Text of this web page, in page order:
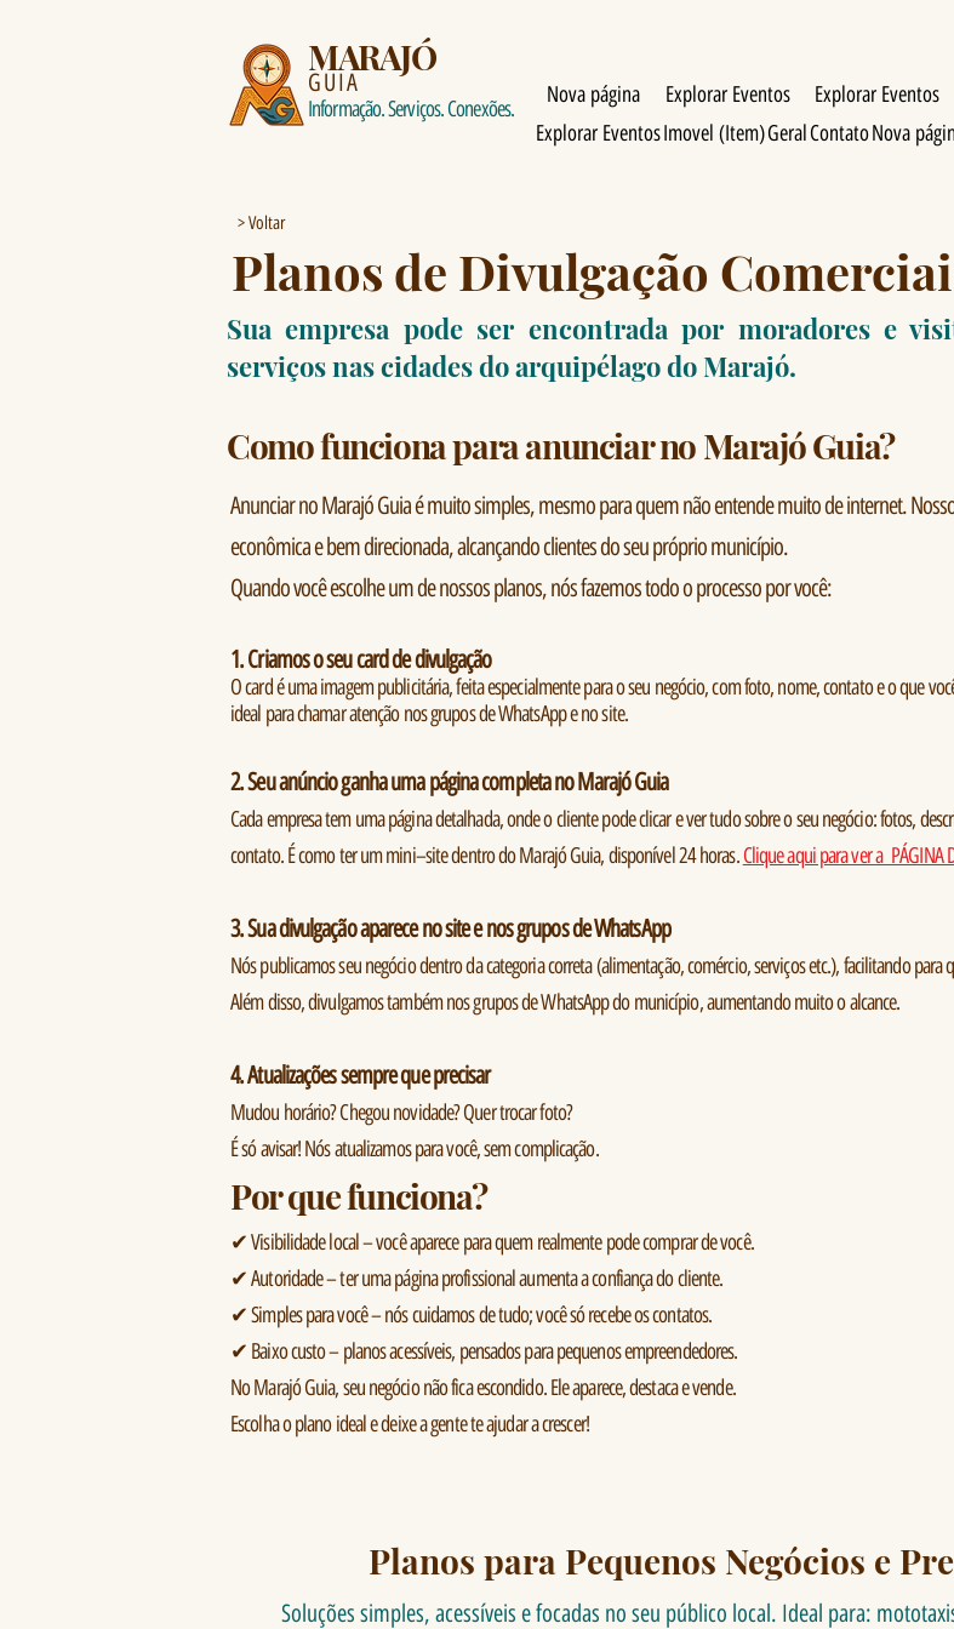
MARAJÓ
GUIA Nova página Explorar Eventos Explorar Eventos
Explorar EventosImovel (Item)GeralContatoNova
Informação. Serviços. Conexões.
> Voltar
Planos de Divulgação
Sua empresa pode ser encontrada por moradores e
serviços nas cidades do arquipélago do Marajó.
Como funciona para anunciar no Marajó Guia?
Anunciar no Marajó Guia é muito simples, mesmo para quem não entende muito de internet.
econômica e bem direcionada, alcançando clientes do seu próprio município.
Quando você escolhe um de nossos planos, nós fazemos todo o processo por você:
1. Criamos o seu card de divulgação
O card é uma imagem publicitária, feita especialmente para o seu negócio, com foto, nome, contato e o que
ideal para chamar atenção nos grupos de WhatsApp e no site.
2. Seu anúncio ganha uma página completa no Marajó Guia
Cada empresa tem uma página detalhada, onde o cliente pode clicar e ver tudo sobre o seu negócio: fotos,
contato. É como ter um mini–site dentro do Marajó Guia, disponível 24 horas.Clique aqui para ver a PÁGINA
3. Sua divulgação aparece no site e nos grupos de WhatsApp
Nós publicamos seu negócio dentro da categoria correta (alimentação, comércio, serviços etc.), facilitando
Além disso, divulgamos também nos grupos de WhatsApp do município, aumentando muito o alcance.
4. Atualizações sempre que precisar
Mudou horário? Chegou novidade? Quer trocar foto?
É só avisar! Nós atualizamos para você, sem complicação.
Por que funciona?
✔ Visibilidade local – você aparece para quem realmente pode comprar de você.
✔ Autoridade – ter uma página profissional aumenta a confiança do cliente.
✔ Simples para você – nós cuidamos de tudo; você só recebe os contatos.
✔ Baixo custo – planos acessíveis, pensados para pequenos empreendedores.
No Marajó Guia, seu negócio não fica escondido. Ele aparece, destaca e vende.
Escolha o plano ideal e deixe a gente te ajudar a crescer!
Planos para Pequenos Negócios e
Soluções simples, acessíveis e focadas no seu público local. Ideal para: